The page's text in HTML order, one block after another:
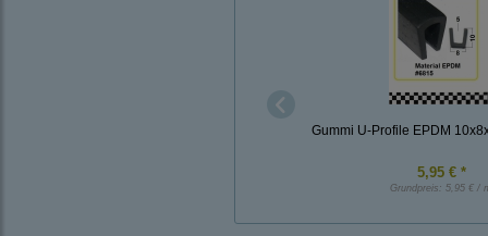
Gummi U-Profile EPDM
5,95 € *
Grundpreis: 5,95 € /